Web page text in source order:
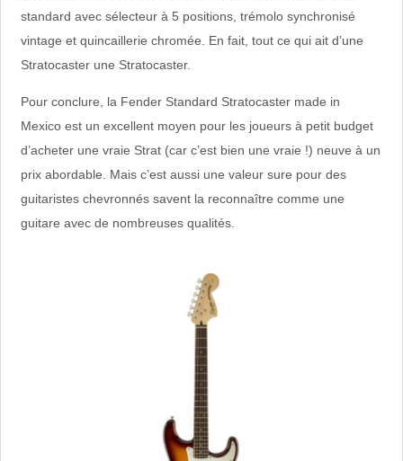
standard avec sélecteur à 5 positions, trémolo synchronisé
vintage et quincaillerie chromée. En fait, tout ce qui ait d’une
Stratocaster une Stratocaster.
Pour conclure, la Fender Standard Stratocaster made in
Mexico est un excellent moyen pour les joueurs à petit budget
d’acheter une vraie Strat (car c’est bien une vraie !) neuve à un
prix abordable. Mais c’est aussi une valeur sure pour des
guitaristes chevronnés savent la reconnaître comme une
guitare avec de nombreuses qualités.